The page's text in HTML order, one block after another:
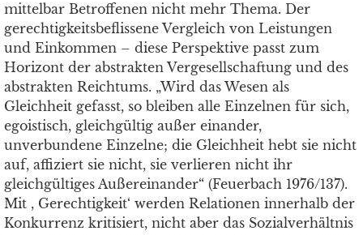
mittelbar Betroffenen nicht mehr Thema. Der
gerechtigkeitsbeflissene Vergleich von Leistungen
und Einkommen – diese Perspektive passt zum
Horizont der abstrakten Vergesellschaftung und des
abstrakten Reichtums. „Wird das Wesen als
Gleichheit gefasst, so bleiben alle Einzelnen für sich,
egoistisch, gleichgültig außer einander,
unverbundene Einzelne; die Gleichheit hebt sie nicht
auf, affiziert sie nicht, sie verlieren nicht ihr
gleichgültiges Außereinander“ (Feuerbach 1976/137).
Mit , Gerechtigkeit‘ werden Relationen innerhalb der
Konkurrenz kritisiert, nicht aber das Sozialverhältnis